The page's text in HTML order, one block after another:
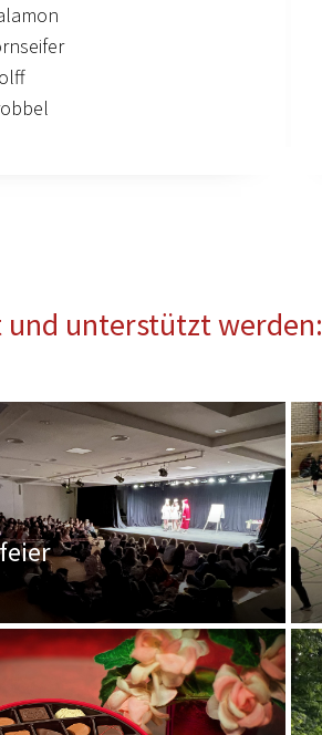
und unterstützt werden: